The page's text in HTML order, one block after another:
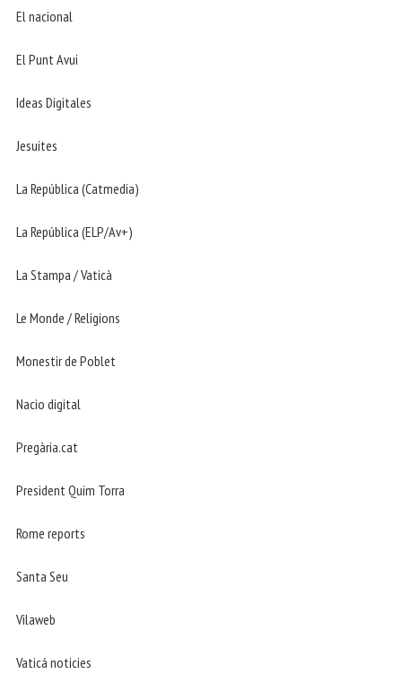
El nacional
El Punt Avui
Ideas Digitales
Jesuites
La República (Catmedia)
La República (ELP/Av+)
La Stampa / Vaticà
Le Monde / Religions
Monestir de Poblet
Nacio digital
Pregària.cat
President Quim Torra
Rome reports
Santa Seu
Vilaweb
Vaticá noticies